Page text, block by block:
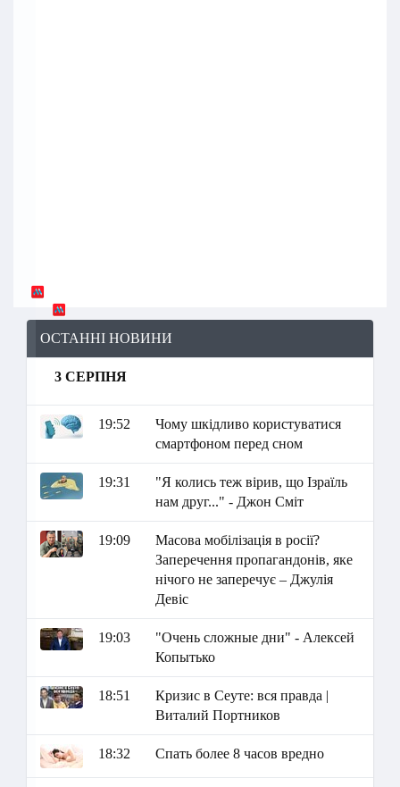
ОСТАННІ НОВИНИ
3 СЕРПНЯ
19:52
Чому шкідливо користуватися
смартфоном перед сном
19:31
"Я колись теж вірив, що Ізраїль
нам друг..." - Джон Сміт
19:09
Масова мобілізація в росії?
Заперечення пропагандонів, яке
нічого не заперечує – Джулія
Девіс
19:03
"Очень сложные дни" - Алексей
Копытько
18:51
Кризис в Сеуте: вся правда |
Виталий Портников
18:32 Спать более 8 часов вредно